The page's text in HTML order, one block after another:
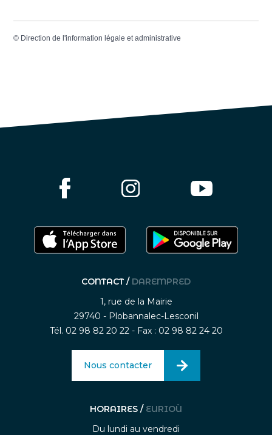
© Direction de l'information légale et administrative
CONTACT / DAREMPRED
1, rue de la Mairie
29740 - Plobannalec-Lesconil
Tél. 02 98 82 20 22 - Fax : 02 98 82 24 20
Nous contacter
HORAIRES / EURIOÙ
Du lundi au vendredi